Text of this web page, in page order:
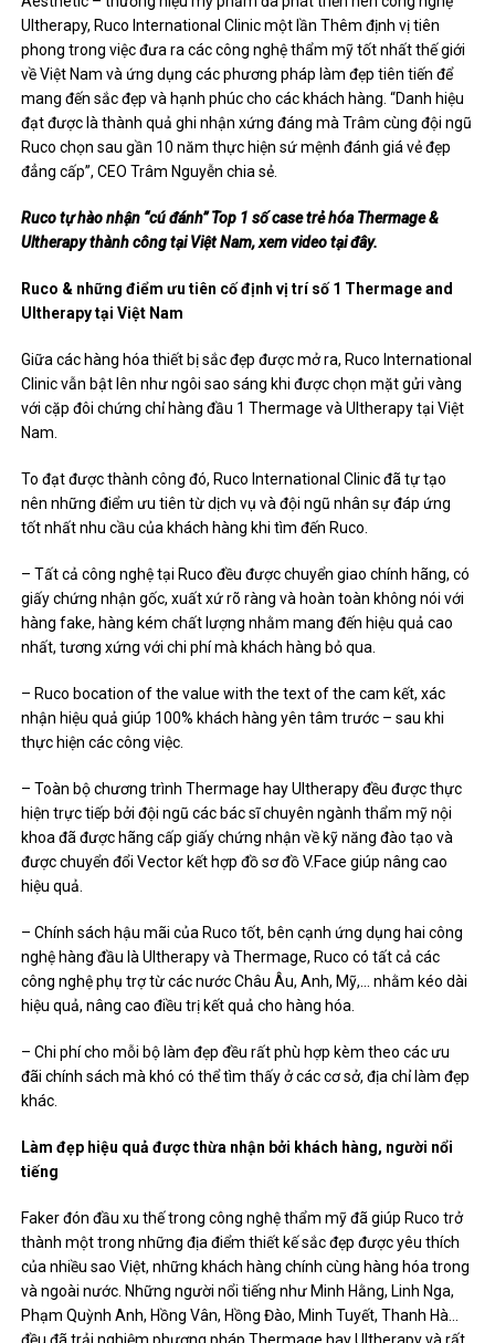
Ultherapy, Ruco International Clinic một lần Thêm định vị tiên
phong trong việc đưa ra các công nghệ thẩm mỹ tốt nhất thế giới
về Việt Nam và ứng dụng các phương pháp làm đẹp tiên tiến để
mang đến sắc đẹp và hạnh phúc cho các khách hàng. “Danh hiệu
đạt được là thành quả ghi nhận xứng đáng mà Trâm cùng đội ngũ
Ruco chọn sau gần 10 năm thực hiện sứ mệnh đánh giá vẻ đẹp
đẳng cấp”, CEO Trâm Nguyễn chia sẻ.
Ruco tự hào nhận “cú đánh” Top 1 số case trẻ hóa Thermage &
Ultherapy thành công tại Việt Nam, xem video tại đây.
Ruco & những điểm ưu tiên cố định vị trí số 1 Thermage and
Ultherapy tại Việt Nam
Giữa các hàng hóa thiết bị sắc đẹp được mở ra, Ruco International
Clinic vẫn bật lên như ngôi sao sáng khi được chọn mặt gửi vàng
với cặp đôi chứng chỉ hàng đầu 1 Thermage và Ultherapy tại Việt
Nam.
To đạt được thành công đó, Ruco International Clinic đã tự tạo
nên những điểm ưu tiên từ dịch vụ và đội ngũ nhân sự đáp ứng
tốt nhất nhu cầu của khách hàng khi tìm đến Ruco.
– Tất cả công nghệ tại Ruco đều được chuyển giao chính hãng, có
giấy chứng nhận gốc, xuất xứ rõ ràng và hoàn toàn không nói với
hàng fake, hàng kém chất lượng nhằm mang đến hiệu quả cao
nhất, tương xứng với chi phí mà khách hàng bỏ qua.
– Ruco bocation of the value with the text of the cam kết, xác
nhận hiệu quả giúp 100% khách hàng yên tâm trước – sau khi
thực hiện các công việc.
– Toàn bộ chương trình Thermage hay Ultherapy đều được thực
hiện trực tiếp bởi đội ngũ các bác sĩ chuyên ngành thẩm mỹ nội
khoa đã được hãng cấp giấy chứng nhận về kỹ năng đào tạo và
được chuyển đổi Vector kết hợp đồ sơ đồ V.Face giúp nâng cao
hiệu quả.
– Chính sách hậu mãi của Ruco tốt, bên cạnh ứng dụng hai công
nghệ hàng đầu là Ultherapy và Thermage, Ruco có tất cả các
công nghệ phụ trợ từ các nước Châu Âu, Anh, Mỹ,… nhằm kéo dài
hiệu quả, nâng cao điều trị kết quả cho hàng hóa.
– Chi phí cho mỗi bộ làm đẹp đều rất phù hợp kèm theo các ưu
đãi chính sách mà khó có thể tìm thấy ở các cơ sở, địa chỉ làm đẹp
khác.
Làm đẹp hiệu quả được thừa nhận bởi khách hàng, người nổi
tiếng
Faker đón đầu xu thế trong công nghệ thẩm mỹ đã giúp Ruco trở
thành một trong những địa điểm thiết kế sắc đẹp được yêu thích
của nhiều sao Việt, những khách hàng chính cùng hàng hóa trong
và ngoài nước. Những người nổi tiếng như Minh Hằng, Linh Nga,
Phạm Quỳnh Anh, Hồng Vân, Hồng Đào, Minh Tuyết, Thanh Hà…